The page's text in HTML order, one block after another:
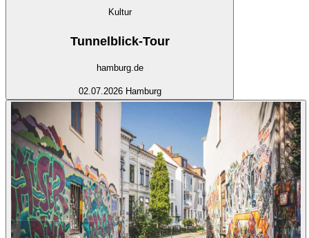
Kultur
Tunnelblick-Tour
hamburg.de
02.07.2026Hamburg